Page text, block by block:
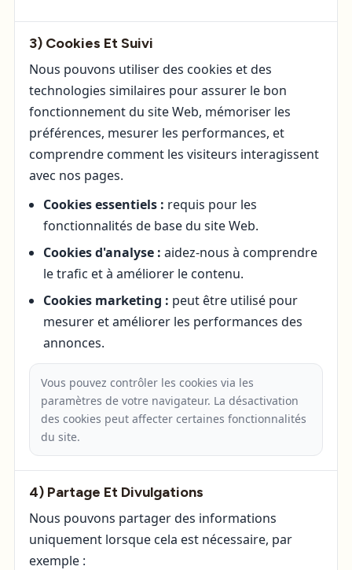
3) Cookies Et Suivi
Nous pouvons utiliser des cookies et des
technologies similaires pour assurer le bon
fonctionnement du site Web, mémoriser les
préférences, mesurer les performances, et
comprendre comment les visiteurs interagissent
avec nos pages.
Cookies essentiels : requis pour les
fonctionnalités de base du site Web.
Cookies d'analyse : aidez-nous à comprendre
le trafic et à améliorer le contenu.
Cookies marketing : peut être utilisé pour
mesurer et améliorer les performances des
annonces.
Vous pouvez contrôler les cookies via les
paramètres de votre navigateur. La désactivation
des cookies peut affecter certaines fonctionnalités
du site.
4) Partage Et Divulgations
Nous pouvons partager des informations
uniquement lorsque cela est nécessaire, par
exemple :